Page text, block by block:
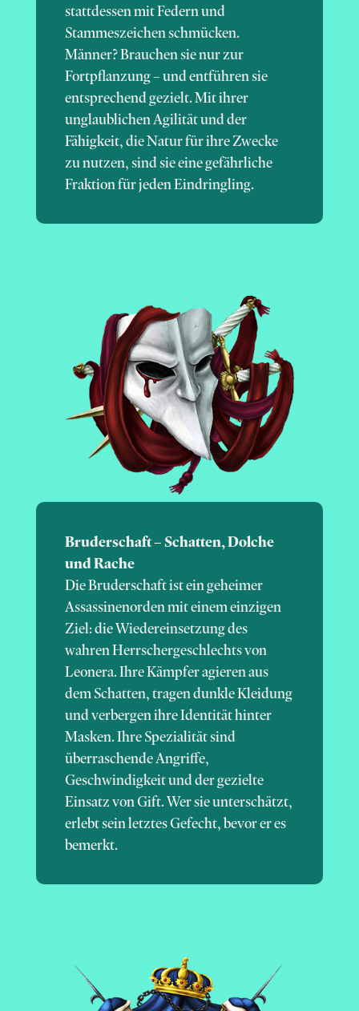
stattdessen mit Federn und
Stammeszeichen schmücken.
Männer? Brauchen sie nur zur
Fortpflanzung – und entführen sie
entsprechend gezielt. Mit ihrer
unglaublichen Agilität und der
Fähigkeit, die Natur für ihre Zwecke
zu nutzen, sind sie eine gefährliche
Fraktion für jeden Eindringling.
Bruderschaft – Schatten, Dolche
und Rache
Die Bruderschaft ist ein geheimer
Assassinenorden mit einem einzigen
Ziel: die Wiedereinsetzung des
wahren Herrschergeschlechts von
Leonera. Ihre Kämpfer agieren aus
dem Schatten, tragen dunkle Kleidung
und verbergen ihre Identität hinter
Masken. Ihre Spezialität sind
überraschende Angriffe,
Geschwindigkeit und der gezielte
Einsatz von Gift. Wer sie unterschätzt,
erlebt sein letztes Gefecht, bevor er es
bemerkt.